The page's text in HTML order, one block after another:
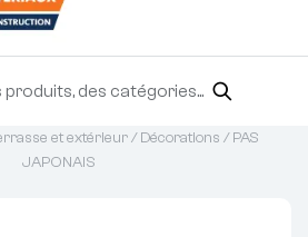
et extérieur/Décorations / PAS
JAPONAIS